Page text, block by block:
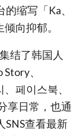
缩写「Ka、
向抑郁。
结了韩国人
、
페이스북、
享日常，也通
SNS查看最新